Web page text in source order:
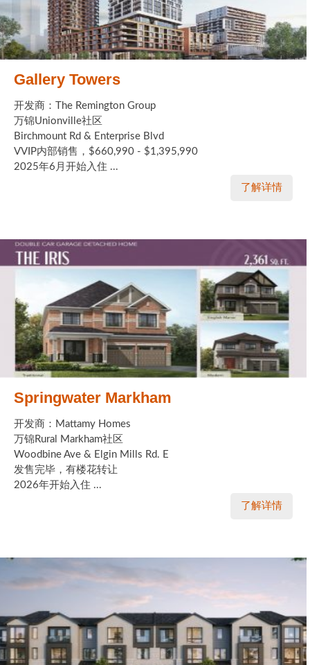
Gallery Towers
开发商：The Remington Group
万锦Unionville社区
Birchmount Rd & Enterprise Blvd
VVIP内部销售，$660,990 - $1,395,990
2025年6月开始入住 ...
了解详情
Springwater Markham
开发商：Mattamy Homes
万锦Rural Markham社区
Woodbine Ave & Elgin Mills Rd. E
发售完毕，有楼花转让
2026年开始入住 ...
了解详情